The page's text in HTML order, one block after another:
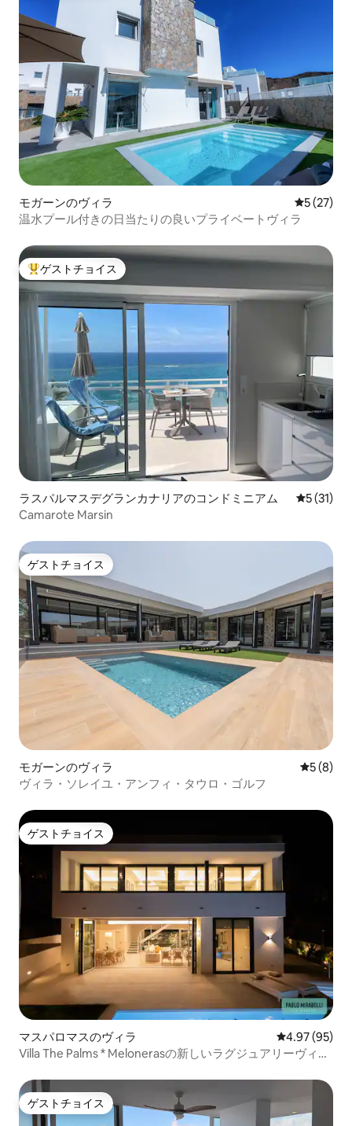
モガーンのヴィラ レビュー
5 (27)
温水プール付きの日当たりの良いプライベートヴィラ
大好評のゲストチョイスです。
ゲストチョイス
ラスパルマスデグランカナリアのコンドミニアム レビュー
5 (31)
Camarote Marsin
ゲストチョイス
ゲストチョイス
モガーンのヴィラ レビュー
5 (8)
ヴィラ・ソレイユ・アンフィ・タウロ・ゴルフ
ゲストチョイス
ゲストチョイス
マスパロマスのヴィラ レビュー95
4.97 (95)
Villa The Palms * Melonerasの新しいラグジュアリーヴィラ
ゲストチョイス
ゲストチョイス